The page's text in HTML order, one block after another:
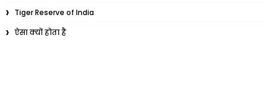
Tiger Reserve of India
ऐसा क्यों होता है